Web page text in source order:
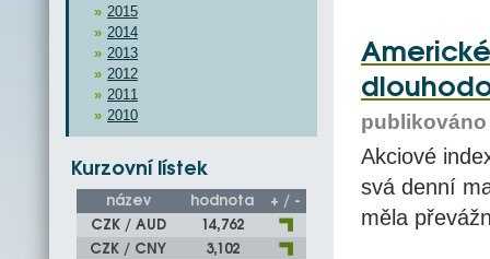
2015
2014
2013
2012
2011
2010
Kurzovní lístek
název hodnota
+ / -
CZK / AUD
14,762
CZK / CNY
3,102
publikováno
Akciové
svá denní
měla